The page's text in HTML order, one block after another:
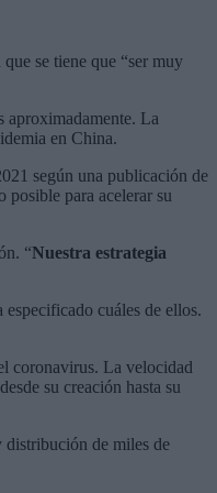
se tiene que “ser muy
aproximadamente. La
en China.
según una publicación de
posible para acelerar su
“Nuestra estrategia
cuáles de ellos.
coronavirus. La velocidad
su creación hasta su
distribución de miles de